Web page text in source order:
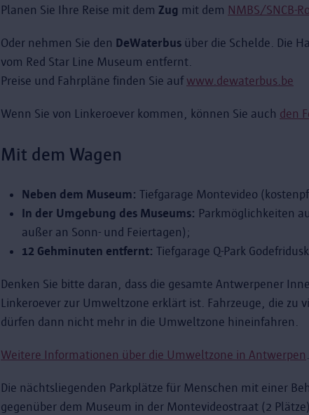
Planen Sie Ihre Reise mit dem Zug mit dem NMBS/SNCB-
Oder nehmen Sie den DeWaterbus über die Schelde. Die
vom Red Star Line Museum entfernt.
Preise und Fahrpläne finden Sie auf www.dewaterbus.be
Wenn Sie von Linkeroever kommen, können Sie auch den
Mit dem Wagen
Neben dem Museum: Tiefgarage Montevideo
In der Umgebung des Museums: Parkmöglichkeiten
außer an Sonn- und Feiertagen);
12 Gehminuten entfernt: Tiefgarage Q-Park
Denken Sie bitte daran, dass die gesamte Antwerpener
Linkeroever zur Umweltzone erklärt ist. Fahrzeuge, die zu
dürfen dann nicht mehr in die Umweltzone hineinfahren.
Weitere Informationen über die Umweltzone in Antwerpen .
Die nächtsliegenden Parkplätze für Menschen mit einer
gegenüber dem Museum in der Montevideostraat (2